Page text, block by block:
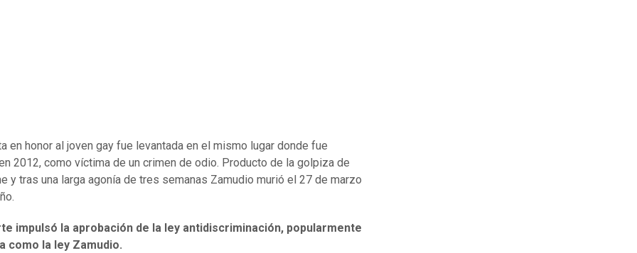
en honor al joven gay fue levantada en el mismo lugar donde fue
2012, como víctima de un crimen de odio. Producto de la golpiza de
y tras una larga agonía de tres semanas Zamudio murió el 27 de marzo
impulsó la aprobación de la ley antidiscriminación, popularmente
como la ley Zamudio.